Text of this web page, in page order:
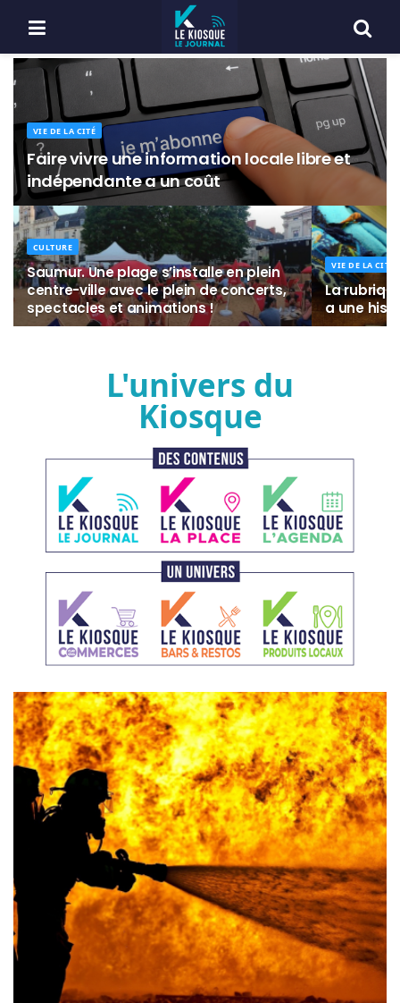
VIE DE LA CITÉ
Faire vivre une information locale libre et
indépendante a un coût
CULTURE
Saumur. Une plage s’installe en plein
centre-ville avec le plein de concerts,
spectacles et animations !
VIE DE LA CITÉ
La
a une
L'univers du
Kiosque